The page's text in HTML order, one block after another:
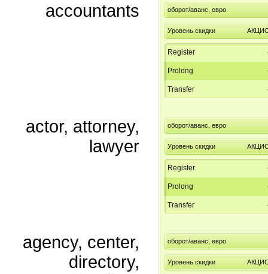
accountants
оборот/аванс, евро
Уровень скидки
Register
Prolong
Transfer
actor, attorney,
lawyer
оборот/аванс, евро
Уровень скидки
Register
Prolong
Transfer
agency, center,
directory,
оборот/аванс, евро
Уровень скидки